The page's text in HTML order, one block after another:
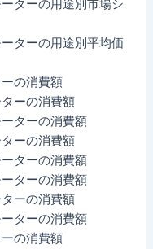
ターの用途別市場シ
ターの用途別平均価
の消費額
ーの消費額
ターの消費額
ーの消費額
ターの消費額
ターの消費額
ーの消費額
ターの消費額
の消費額